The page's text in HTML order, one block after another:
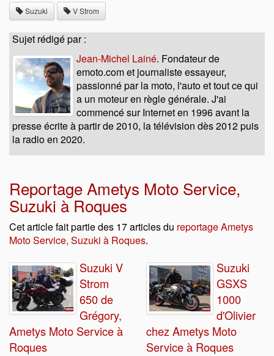
Suzuki V Strom
Sujet rédigé par :
Jean-Michel Lainé. Fondateur de
emoto.com et journaliste essayeur,
passionné par la moto, l'auto et tout ce qui
a un moteur en règle générale. J'ai
commencé sur Internet en 1996 avant la
presse écrite à partir de 2010, la télévision dès 2012 puis
la radio en 2020.
Reportage Ametys Moto Service,
Suzuki à Roques
Cet article fait partie des 17 articles du reportage Ametys
Moto Service, Suzuki à Roques.
Suzuki V
Strom
650 de
Grégory,
Ametys Moto Service à
Roques
Suzuki
GSXS
1000
d'Olivier
chez Ametys Moto
Service à Roques